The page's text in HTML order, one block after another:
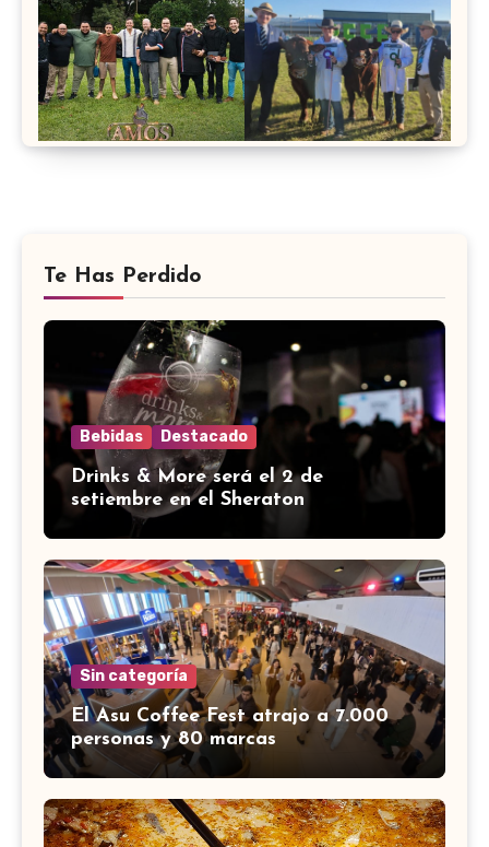
Te Has Perdido
Bebidas Destacado
Drinks & More será el 2 de
setiembre en el Sheraton
Sin categoría
El Asu Coffee Fest atrajo a 7.000
personas y 80 marcas